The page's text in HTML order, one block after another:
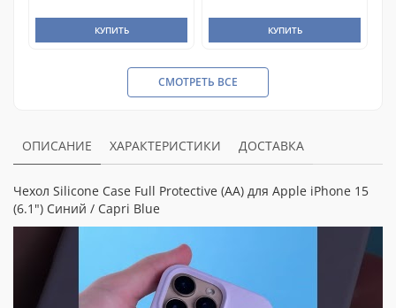
КУПИТЬ КУПИТЬ
СМОТРЕТЬ ВСЕ
ОПИСАНИЕ ХАРАКТЕРИСТИКИ ДОСТАВКА
Чехол Silicone Case Full Protective (AA) для Apple iPhone 15
(6.1") Синий / Capri Blue